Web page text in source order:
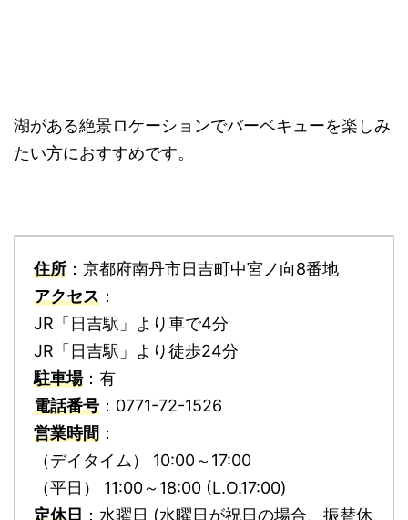
湖がある絶景ロケーションでバーベキューを楽しみ
たい方におすすめです。
住所 ：京都府南丹市日吉町中宮ノ向8番地
アクセス ：
JR「日吉駅」より車で4分
JR「日吉駅」より徒歩24分
駐車場：有
電話番号 ：0771-72-1526
営業時間 ：
（デイタイム） 10:00～17:00
（平日） 11:00～18:00 (L.O.17:00)
定休日 ：水曜日 (水曜日が祝日の場合、振替休